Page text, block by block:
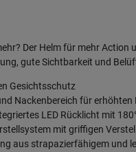
Der Helm für mehr
gute Sichtbarkeit und
Gesichtsschutz
Nackenbereich für
LED Rücklicht mit
mit griffigen
aus strapazierfähigem